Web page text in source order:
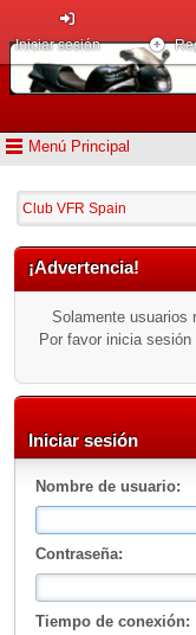
Menú Principal
Iniciar sesión
Club VFR Spain
¡Advertencia!
Solamente usuarios
Por favor inicia
Iniciar sesión
Nombre de usuario:
Contraseña:
Tiempo de conexión: